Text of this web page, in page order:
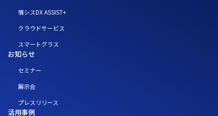
情シスDX ASSIST+
クラウドサービス
スマートグラス
お知らせ
セミナー
展示会
プレスリリース
活用事例